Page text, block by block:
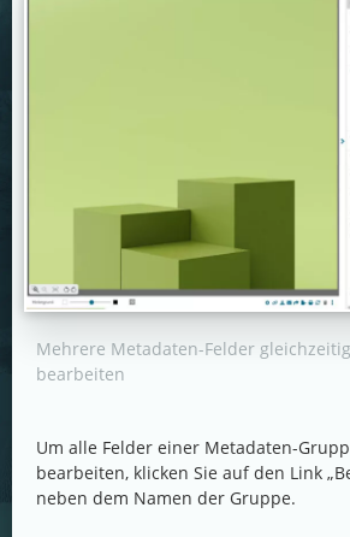
Mehrere Metadaten-Felder gleichzeitig
bearbeiten
Um alle Felder einer Metadaten-
bearbeiten, klicken Sie auf den Link
neben dem Namen der Gruppe.